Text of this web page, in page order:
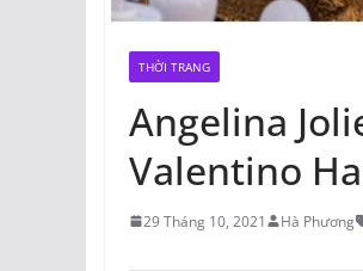
THỜI TRANG
Angelina
Valentino
29 Tháng 10, 2021 Hà Phương